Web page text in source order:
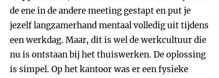
de ene in de andere meeting gestapt en put je
jezelf langzamerhand mentaal volledig uit tijdens
een werkdag. Maar, dit is wel de werkcultuur die
nu is ontstaan bij het thuiswerken. De oplossing
is simpel. Op het kantoor was er een fysieke